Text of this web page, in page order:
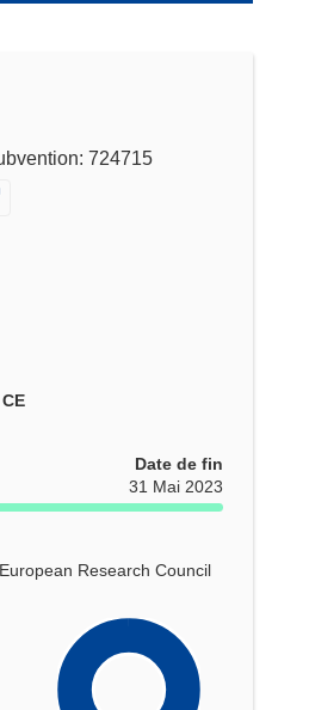
724715
fenêtre)
Date de fin
31 Mai 2023
Research Council